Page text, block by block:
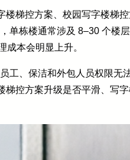
楼梯控方案、校园写字楼梯
单栋楼通常涉及 8–30 个楼
本会明显上升。
工、保洁和外包人员权限无
梯控方案升级是否平滑、写